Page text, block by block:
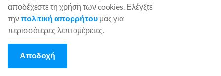
Καθώς η τεχνολογία αυτή εξελίσσεται, θα είναι
ενδιαφέρον να δούμε πώς η Google θα αντιμετωπίσει
αυτές τις προκλήσεις για να βελτιώσει την εμπειρία
αναζήτησης για όλους.
αποδέχεστε τη χρήση των cookies. Ελέγξτε
τηνπολιτική απορρήτου μας για
περισσότερες λεπτομέρειες.
Αποδοχή